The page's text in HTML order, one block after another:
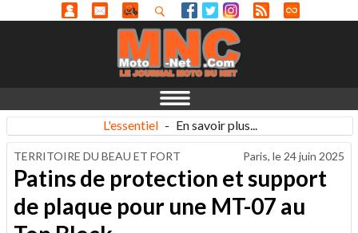
L'essentiel - En savoir plus...
TERRITOIRE DU BEAU ET FORT Paris, le 24 juin 2025
Patins de protection et support
de plaque pour une MT-07 au